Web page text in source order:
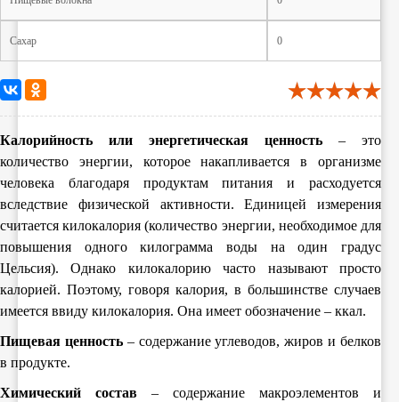
Сахар 0
Калорийность или энергетическая ценность – это
количество энергии, которое накапливается в организме
человека благодаря продуктам питания и расходуется
вследствие физической активности. Единицей измерения
считается килокалория (количество энергии, необходимое для
повышения одного килограмма воды на один градус
Цельсия). Однако килокалорию часто называют просто
калорией. Поэтому, говоря калория, в большинстве случаев
имеется ввиду килокалория. Она имеет обозначение – ккал.
Пищевая ценность– содержание углеводов, жиров и белков
в продукте.
Химический состав – содержание макроэлементов и